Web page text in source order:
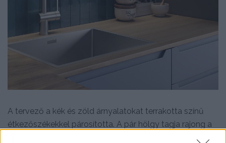
A tervező a kék és zöld árnyalatokat terrakotta színű
étkezőszékekkel párosította. A pár hölgy tagja rajong a
japán kultúráért – így nádszövet részletekkel készült